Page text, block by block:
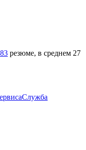
резюме, в среднем 27
Служба